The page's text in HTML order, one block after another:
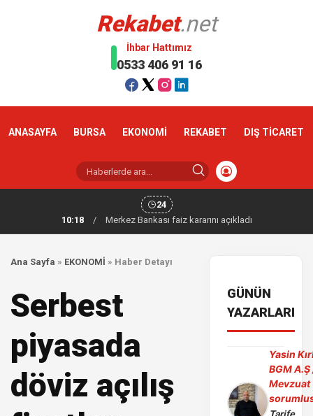
Rekabet.net
İhbar Hattımız
0533 406 91 16
ANASAYFA BURSA EKONOMİ REKABET DIŞ TİCARET
24
10:18
/ Merkez Bankası faiz kararını açıkladı
Ana Sayfa » EKONOMİ » Haber Detayı
Serbest
piyasada
döviz açılış
GÜNÜN
YAZARLARI
Yasin
BGM A.Ş
Mevzuat